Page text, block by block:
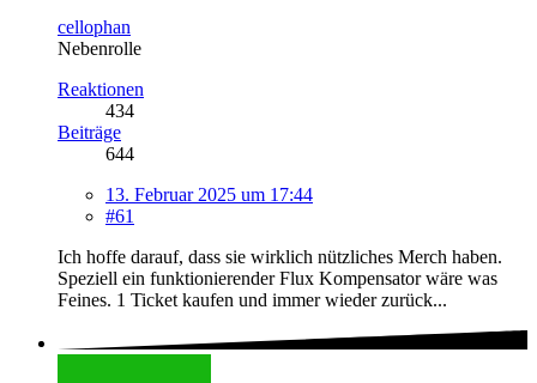
cellophan
Nebenrolle
Reaktionen
434
Beiträge
644
13. Februar 2025 um 17:44
#61
Ich hoffe darauf, dass sie wirklich nützliches Merch haben.
Speziell ein funktionierender Flux Kompensator wäre was
Feines. 1 Ticket kaufen und immer wieder zurück...